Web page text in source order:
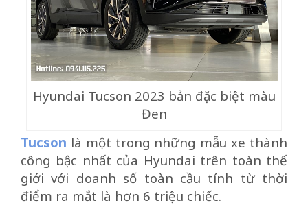
Hyundai Tucson 2023 bản đặc biệt màu
Đen
Tucson là một trong những mẫu xe thành
công bậc nhất của Hyundai trên toàn thế
giới với doanh số toàn cầu tính từ thời
điểm ra mắt là hơn 6 triệu chiếc.